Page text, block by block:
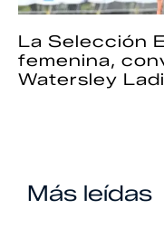
La Selección
femenina,
Watersley
Más leídas